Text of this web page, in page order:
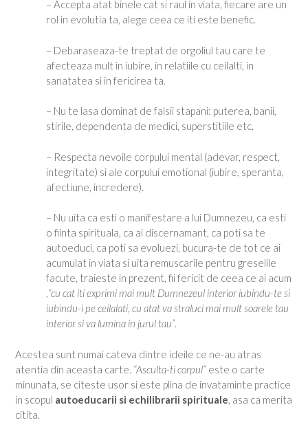
– Accepta atat binele cat si raul in viata, fiecare are un
rol in evolutia ta, alege ceea ce iti este benefic.
– Debaraseaza-te treptat de orgoliul tau care te
afecteaza mult in iubire, in relatiile cu ceilalti, in
sanatatea si in fericirea ta.
– Nu te lasa dominat de falsii stapani: puterea, banii,
stirile, dependenta de medici, superstitiile etc.
– Respecta nevoile corpului mental (adevar, respect,
integritate) si ale corpului emotional (iubire, speranta,
afectiune, incredere).
– Nu uita ca esti o manifestare a lui Dumnezeu, ca esti
o fiinta spirituala, ca ai discernamant, ca poti sa te
autoeduci, ca poti sa evoluezi, bucura-te de tot ce ai
acumulat in viata si uita remuscarile pentru greselile
facute, traieste in prezent, fii fericit de ceea ce ai acum
,“cu cat iti exprimi mai mult Dumnezeul interior iubindu-te si
iubindu-i pe ceilalati, cu atat va straluci mai mult soarele tau
interior si va lumina in jurul tau”.
Acestea sunt numai cateva dintre ideile ce ne-au atras
atentia din aceasta carte. “Asculta-ti corpul” este o carte
minunata, se citeste usor si este plina de invataminte practice
in scopul autoeducarii si echilibrarii spirituale , asa ca merita
citita.